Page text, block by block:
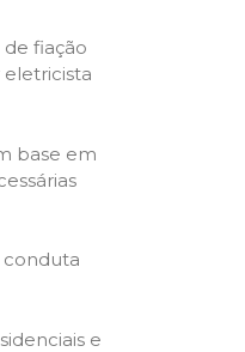
fiação
base em
conduta
e